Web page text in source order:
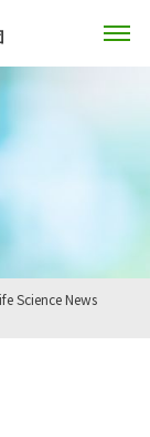
Science News